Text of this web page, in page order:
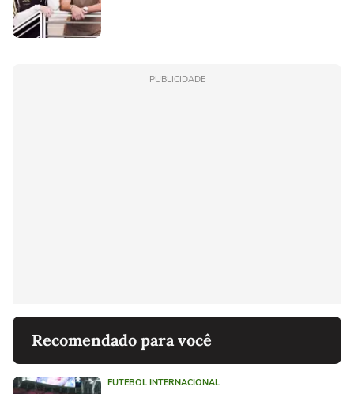
PUBLICIDADE
Recomendado para você
FUTEBOL INTERNACIONAL